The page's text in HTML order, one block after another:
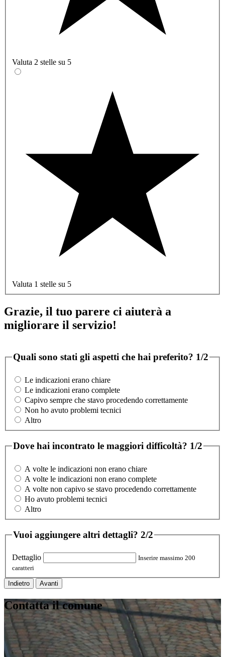
Valuta 2 stelle su 5
Valuta 1 stelle su 5
Grazie, il tuo parere ci aiuterà a
migliorare il servizio!
Quali sono stati gli aspetti che hai preferito? 1/2
Le indicazioni erano chiare
Le indicazioni erano complete
Capivo sempre che stavo procedendo correttamente
Non ho avuto problemi tecnici
Altro
Dove hai incontrato le maggiori difficoltà? 1/2
A volte le indicazioni non erano chiare
A volte le indicazioni non erano complete
A volte non capivo se stavo procedendo correttamente
Ho avuto problemi tecnici
Altro
Vuoi aggiungere altri dettagli? 2/2
Dettaglio
Inserire massimo 200
caratteri
Indietro Avanti
Contatta il comune